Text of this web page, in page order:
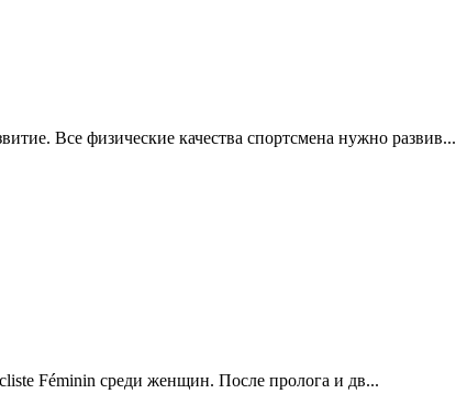
Все физические качества спортсмена нужно развив...
Féminin среди женщин. После пролога и дв...